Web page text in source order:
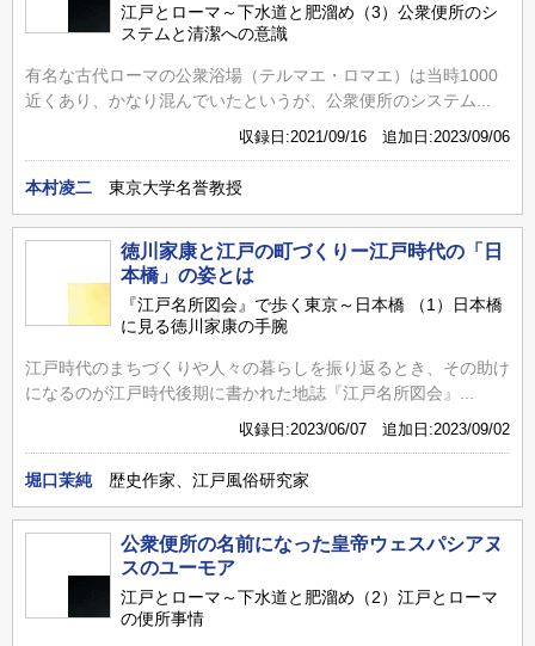
江戸とローマ～下水道と肥溜め（3）公衆便所のシ
ステムと清潔への意識
有名な古代ローマの公衆浴場（テルマエ・ロマエ）は当時1000
近くあり、かなり混んでいたというが、公衆便所のシステム...
収録日:2021/09/16 追加日:2023/09/06
本村凌二 東京大学名誉教授
徳川家康と江戸の町づくりー江戸時代の「日
本橋」の姿とは
『江戸名所図会』で歩く東京～日本橋 （1）日本橋
に見る徳川家康の手腕
江戸時代のまちづくりや人々の暮らしを振り返るとき、その助け
になるのが江戸時代後期に書かれた地誌『江戸名所図会』...
収録日:2023/06/07 追加日:2023/09/02
堀口茉純 歴史作家、江戸風俗研究家
公衆便所の名前になった皇帝ウェスパシアヌ
スのユーモア
江戸とローマ～下水道と肥溜め（2）江戸とローマ
の便所事情